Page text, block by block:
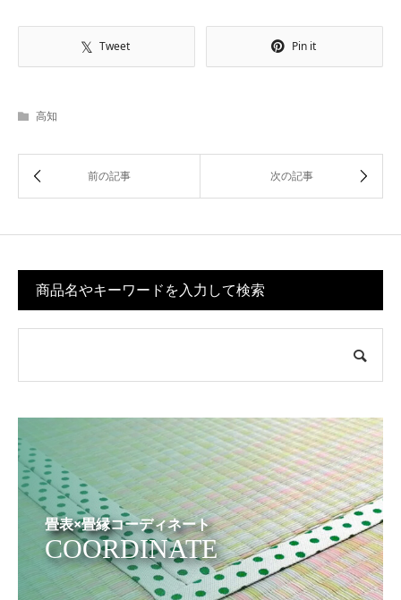
Tweet Pin it
高知
商品名やキーワードを入力して検索
畳表×畳縁コーディネート
COORDINATE